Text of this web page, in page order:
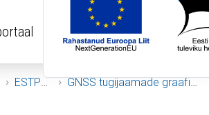
ESTPOS GNSS tugijaamade graafikud